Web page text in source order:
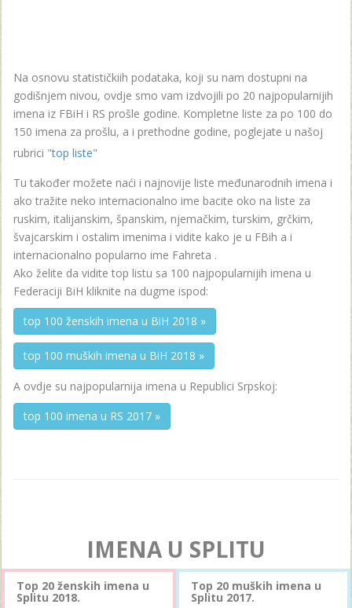
Na osnovu statističkiih podataka, koji su nam dostupni na
godišnjem nivou, ovdje smo vam izdvojili po 20 najpopularnijih
imena iz FBiH i RS prošle godine. Kompletne liste za po 100 do
150 imena za prošlu, a i prethodne godine, poglejate u našoj
rubrici "top liste"
Tu također možete naći i najnovije liste međunarodnih imena i
ako tražite neko internacionalno ime bacite oko na liste za
ruskim, italijanskim, španskim, njemačkim, turskim, grčkim,
švajcarskim i ostalim imenima i vidite kako je u FBih a i
internacionalno popularno ime Fahreta .
Ako želite da vidite top listu sa 100 najpopularnijih imena u
Federaciji BiH kliknite na dugme ispod:
top 100 ženskih imena u BiH 2018 »
top 100 muških imena u BiH 2018 »
A ovdje su najpopularnija imena u Republici Srpskoj:
top 100 imena u RS 2017 »
IMENA U SPLITU
Top 20 ženskih imena u
Splitu 2018.
Top 20 muških imena u
Splitu 2017.